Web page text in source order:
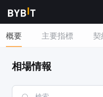
概要 主要指標 契
相場情報